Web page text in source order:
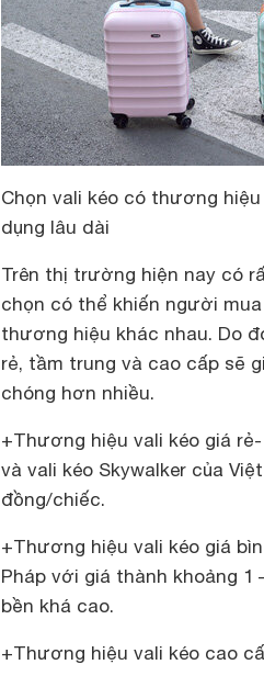
Chọn vali kéo có thương
dụng lâu dài
Trên thị trường hiện nay có
chọn có thể khiến người
thương hiệu khác nhau. Do
rẻ, tầm trung và cao cấp sẽ
chóng hơn nhiều.
+Thương hiệu vali kéo giá
và vali kéo Skywalker của
đồng/chiếc.
+Thương hiệu vali kéo giá
Pháp với giá thành khoảng
bền khá cao.
+Thương hiệu vali kéo cao